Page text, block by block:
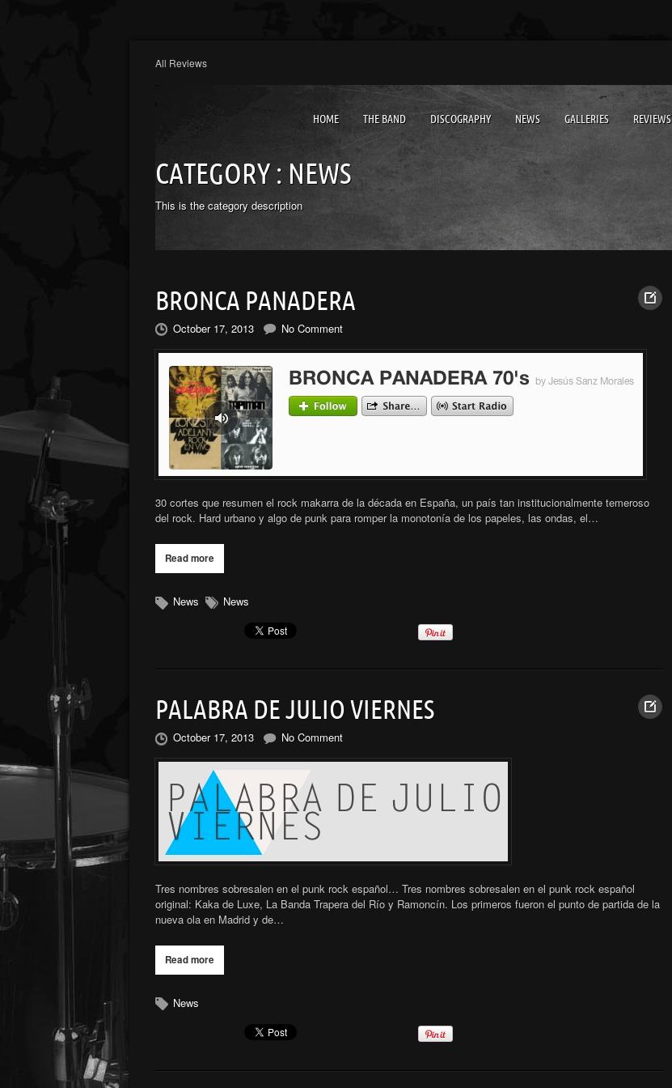
All Reviews
HOME THE BAND DISCOGRAPHY NEWS GALLERIES REVIEWS
CATEGORY : NEWS
This is the category description
BRONCA PANADERA
October 17, 2013 No Comment
30 cortes que resumen el rock makarra de la década en España, un país tan institucionalmente temeroso
del rock. Hard urbano y algo de punk para romper la monotonía de los papeles, las ondas, el…
Read more
News News
PALABRA DE JULIO VIERNES
October 17, 2013 No Comment
Tres nombres sobresalen en el punk rock español… Tres nombres sobresalen en el punk rock español
original: Kaka de Luxe, La Banda Trapera del Río y Ramoncín. Los primeros fueron el punto de partida de la
nueva ola en Madrid y de…
Read more
News